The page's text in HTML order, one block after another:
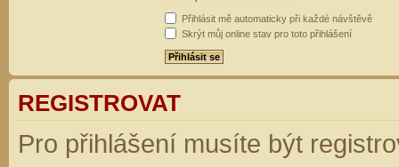
Přihlásit mě automaticky při každé návštěvě
Skrýt můj online stav pro toto přihlášení
REGISTROVAT
Pro přihlášení musíte být